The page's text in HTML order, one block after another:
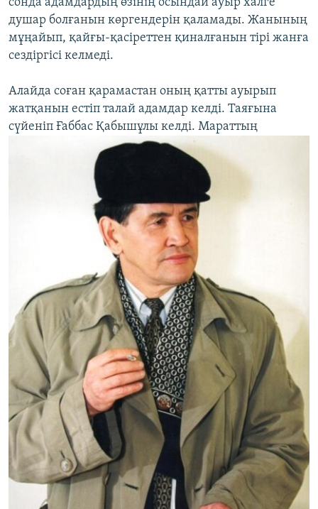
душар болғанын көргендерін қаламады. Жанының
мұңайып, қайғы-қасіреттен қиналғанын тірі жанға
сездіргісі келмеді.
Алайда соған қарамастан оның қатты ауырып
жатқанын естіп талай адамдар келді. Таяғына
сүйеніп Ғаббас Қабышұлы келді. Мараттың